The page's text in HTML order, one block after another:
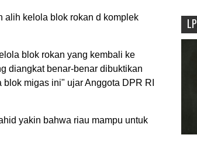
alih kelola blok rokan d komplek
blok rokan yang kembali ke
diangkat benar-benar dibuktikan
migas ini" ujar Anggota DPR RI
yakin bahwa riau mampu untuk